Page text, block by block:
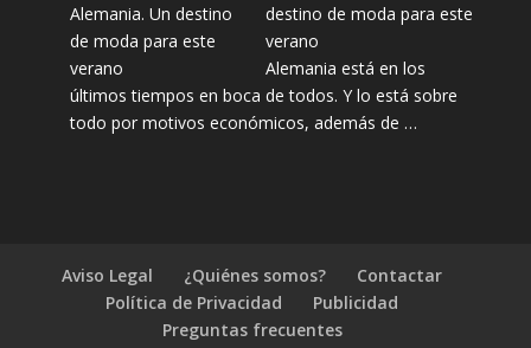
destino de moda para este
verano
Alemania está en los
últimos tiempos en boca de todos. Y lo está sobre
todo por motivos económicos, además de …
Aviso Legal ¿Quiénes somos?
Contactar
Política de Privacidad
Publicidad
Preguntas frecuentes